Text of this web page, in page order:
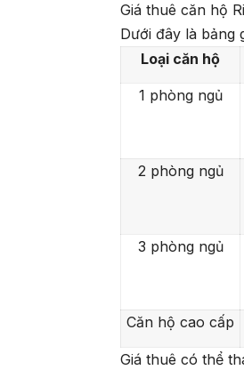
Giá thuê căn hộ
Dưới đây là bảng
Loại căn hộ
1 phòng ngủ
2 phòng ngủ
3 phòng ngủ
Căn hộ cao cấp
Giá thuê có thể